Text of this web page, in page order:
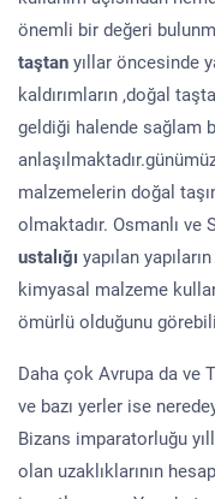
önemli bir değeri
taştan yıllar öncesinde
kaldırımların ,doğal
geldiği halende sağlam
malzemelerin doğal
olmaktadır. Osmanlı ve
ustalığı yapılan
kimyasal malzeme
ömürlü olduğunu
Daha çok Avrupa da ve
ve bazı yerler ise
Bizans imparatorluğu
olan uzaklıklarının